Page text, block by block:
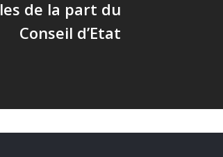
de la part du
Conseil d’Etat